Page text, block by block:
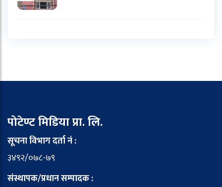
पोटेण्ट मिडिया प्रा. लि.
सूचना विभाग दर्ता नं :
३४९२/०७८-७९
संस्थापक/प्रधान सम्पादक :